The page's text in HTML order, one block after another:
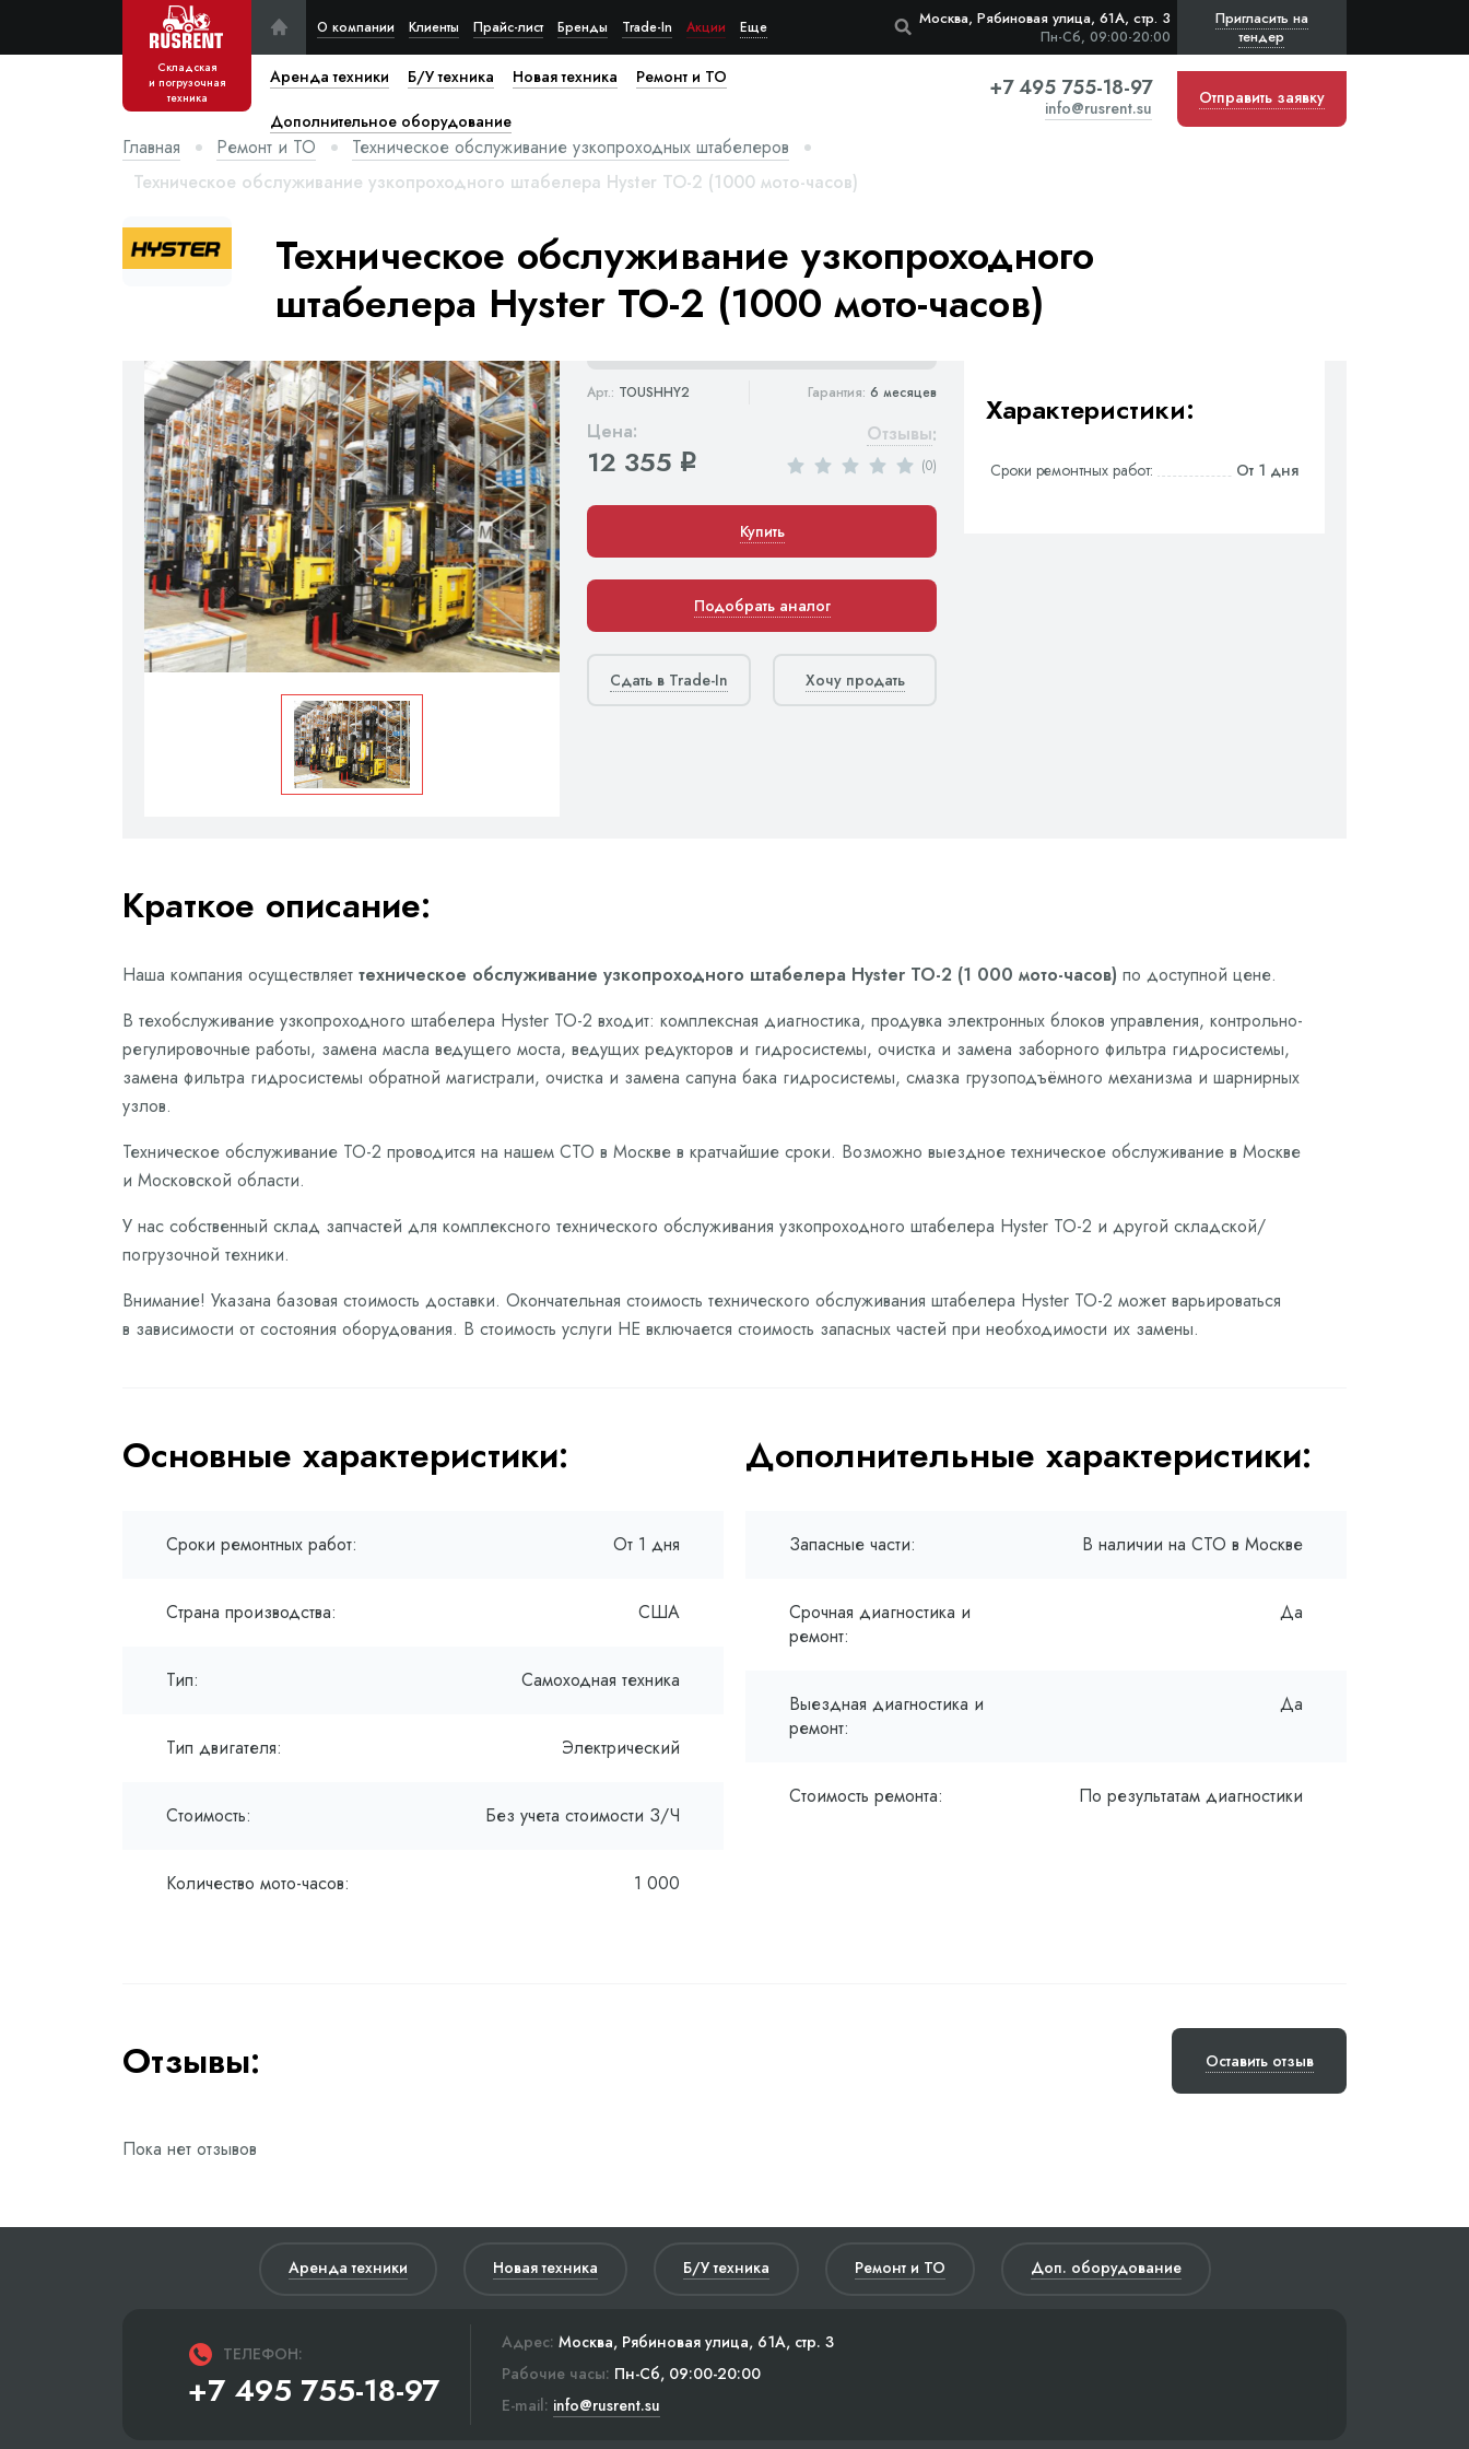
Складская
и погрузочная
техника
О компании Клиенты Прайс-лист Бренды Trade-In Акции Еще Москва, Рябиновая улица, 61А, стр. 3
Пн-Сб, 09:00-20:00
Пригласить на
тендер
Аренда техники Б/У техника Новая техника Ремонт и ТО
Дополнительное оборудование
+7 495 755-18-97
info@rusrent.su Отправить заявку
Главная Ремонт и ТО
Техническое обслуживание узкопроходных штабелеров
Техническое обслуживание узкопроходного штабелера Hyster ТО-2 (1000 мото-часов)
Техническое обслуживание узкопроходного
штабелера Hyster ТО-2 (1000 мото-часов)
Арт.: TOUSHHY2 Гарантия: 6 месяцев
Цена:
12 355 q
Отзывы:
(0)
Купить
Подобрать аналог
Сдать в Trade-In Хочу продать
Характеристики:
Сроки ремонтных работ: От 1 дня
Краткое описание:
Наша компания осуществляет техническое обслуживание узкопроходного штабелера Hyster ТО-2 (1 000 мото-часов) по доступной цене.
В техобслуживание узкопроходного штабелера Hyster ТО-2 входит: комплексная диагностика, продувка электронных блоков управления, контрольно-
регулировочные работы, замена масла ведущего моста, ведущих редукторов и гидросистемы, очистка и замена заборного фильтра гидросистемы,
замена фильтра гидросистемы обратной магистрали, очистка и замена сапуна бака гидросистемы, смазка грузоподъёмного механизма и шарнирных
узлов.
Техническое обслуживание ТО-2 проводится на нашем СТО в Москве в кратчайшие сроки. Возможно выездное техническое обслуживание в Москве
и Московской области.
У нас собственный склад запчастей для комплексного технического обслуживания узкопроходного штабелера Hyster ТО-2 и другой складской/
погрузочной техники.
Внимание! Указана базовая стоимость доставки. Окончательная стоимость технического обслуживания штабелера Hyster ТО-2 может варьироваться
в зависимости от состояния оборудования. В стоимость услуги НЕ включается стоимость запасных частей при необходимости их замены.
Основные характеристики:
Сроки ремонтных работ: От 1 дня
Страна производства: США
Тип: Самоходная техника
Тип двигателя: Электрический
Стоимость: Без учета стоимости З/Ч
Количество мото-часов: 1 000
Дополнительные характеристики:
Запасные части: В наличии на СТО в Москве
Срочная диагностика и
ремонт:
Да
Выездная диагностика и
ремонт:
Да
Стоимость ремонта: По результатам диагностики
Отзывы: Оставить отзыв
Пока нет отзывов
Аренда техники Новая техника Б/У техника Ремонт и ТО Доп. оборудование
ТЕЛЕФОН:
+7 495 755-18-97
Адрес: Москва, Рябиновая улица, 61А, стр. 3
Рабочие часы: Пн-Сб, 09:00-20:00
E-mail: info@rusrent.su